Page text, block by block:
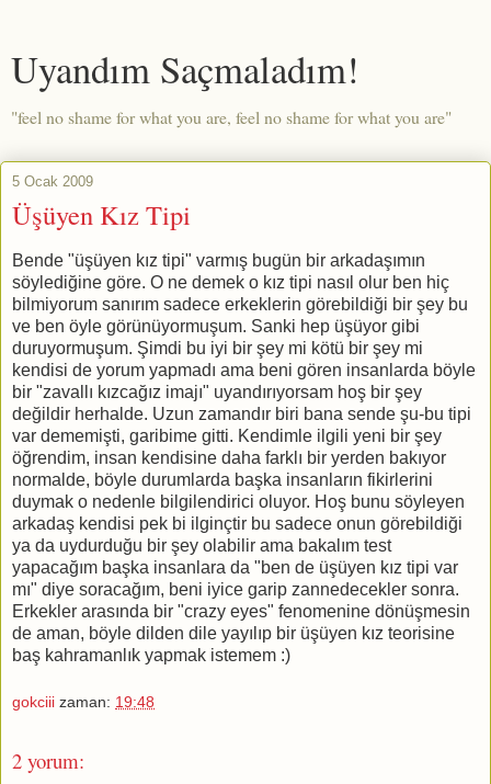
Uyandım Saçmaladım!
"feel no shame for what you are, feel no shame for what you are"
5 Ocak 2009
Üşüyen Kız Tipi
Bende "üşüyen kız tipi" varmış bugün bir arkadaşımın
söylediğine göre. O ne demek o kız tipi nasıl olur ben hiç
bilmiyorum sanırım sadece erkeklerin görebildiği bir şey bu
ve ben öyle görünüyormuşum. Sanki hep üşüyor gibi
duruyormuşum. Şimdi bu iyi bir şey mi kötü bir şey mi
kendisi de yorum yapmadı ama beni gören insanlarda böyle
bir "zavallı kızcağız imajı" uyandırıyorsam hoş bir şey
değildir herhalde. Uzun zamandır biri bana sende şu-bu tipi
var dememişti, garibime gitti. Kendimle ilgili yeni bir şey
öğrendim, insan kendisine daha farklı bir yerden bakıyor
normalde, böyle durumlarda başka insanların fikirlerini
duymak o nedenle bilgilendirici oluyor. Hoş bunu söyleyen
arkadaş kendisi pek bi ilginçtir bu sadece onun görebildiği
ya da uydurduğu bir şey olabilir ama bakalım test
yapacağım başka insanlara da "ben de üşüyen kız tipi var
mı" diye soracağım, beni iyice garip zannedecekler sonra.
Erkekler arasında bir "crazy eyes" fenomenine dönüşmesin
de aman, böyle dilden dile yayılıp bir üşüyen kız teorisine
baş kahramanlık yapmak istemem :)
gokciii zaman: 19:48
2 yorum: